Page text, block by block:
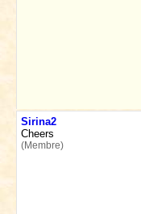
Sirina2
Cheers
(Membre)